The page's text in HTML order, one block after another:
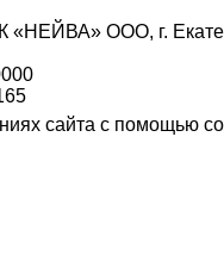
«НЕЙВА» ООО, г.
сайта с помощью